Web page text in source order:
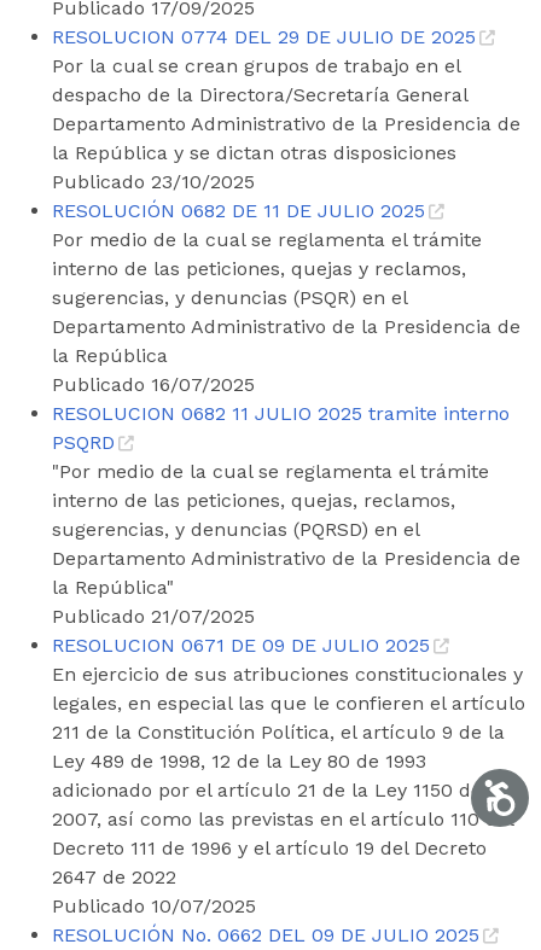
Publicado 17/09/2025
RESOLUCION 0774 DEL 29 DE JULIO DE 2025
Por la cual se crean grupos de trabajo en el
despacho de la Directora/Secretaría General
Departamento Administrativo de la Presidencia de
la República y se dictan otras disposiciones
Publicado 23/10/2025
RESOLUCIÓN 0682 DE 11 DE JULIO 2025
Por medio de la cual se reglamenta el trámite
interno de las peticiones, quejas y reclamos,
sugerencias, y denuncias (PSQR) en el
Departamento Administrativo de la Presidencia de
la República
Publicado 16/07/2025
RESOLUCION 0682 11 JULIO 2025 tramite interno
PSQRD
"Por medio de la cual se reglamenta el trámite
interno de las peticiones, quejas, reclamos,
sugerencias, y denuncias (PQRSD) en el
Departamento Administrativo de la Presidencia de
la República"
Publicado 21/07/2025
RESOLUCION 0671 DE 09 DE JULIO 2025
En ejercicio de sus atribuciones constitucionales y
legales, en especial las que le confieren el artículo
211 de la Constitución Política, el artículo 9 de la
Ley 489 de 1998, 12 de la Ley 80 de 1993
adicionado por el artículo 21 de la Ley 1150 de
2007, así como las previstas en el artículo 110 del
Decreto 111 de 1996 y el artículo 19 del Decreto
2647 de 2022
Publicado 10/07/2025
RESOLUCIÓN No. 0662 DEL 09 DE JULIO 2025